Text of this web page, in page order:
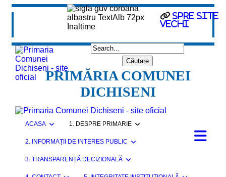
Spre site
vechi
PRIMĂRIA COMUNEI
DICHISENI
ACASA 1. DESPRE PRIMARIE
2. INFORMAȚII DE INTERES PUBLIC
3. TRANSPARENȚĂ DECIZIONALĂ